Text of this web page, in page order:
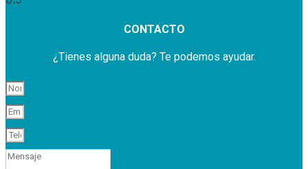
CONTACTO
¿Tienes alguna duda? Te podemos ayudar.